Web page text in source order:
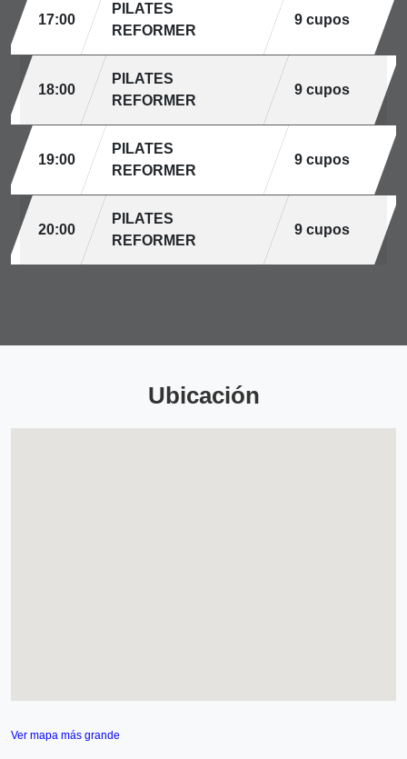
17:00
PILATES
REFORMER
9 cupos
18:00
PILATES
REFORMER
9 cupos
19:00
PILATES
REFORMER
9 cupos
20:00
PILATES
REFORMER
9 cupos
Ubicación
Ver mapa más grande